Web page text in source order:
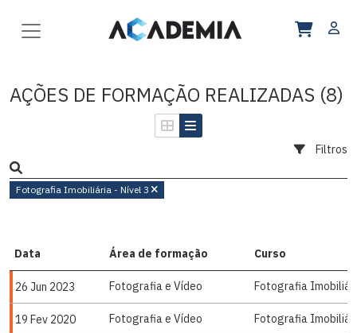
AÇÕES DE FORMAÇÃO REALIZADAS (8)
Filtros
Fotografia Imobiliária - Nível 3
Data Área de formação Curso
26 Jun 2023 Fotografia e Vídeo Fotografia
19 Fev 2020 Fotografia e Vídeo Fotografia